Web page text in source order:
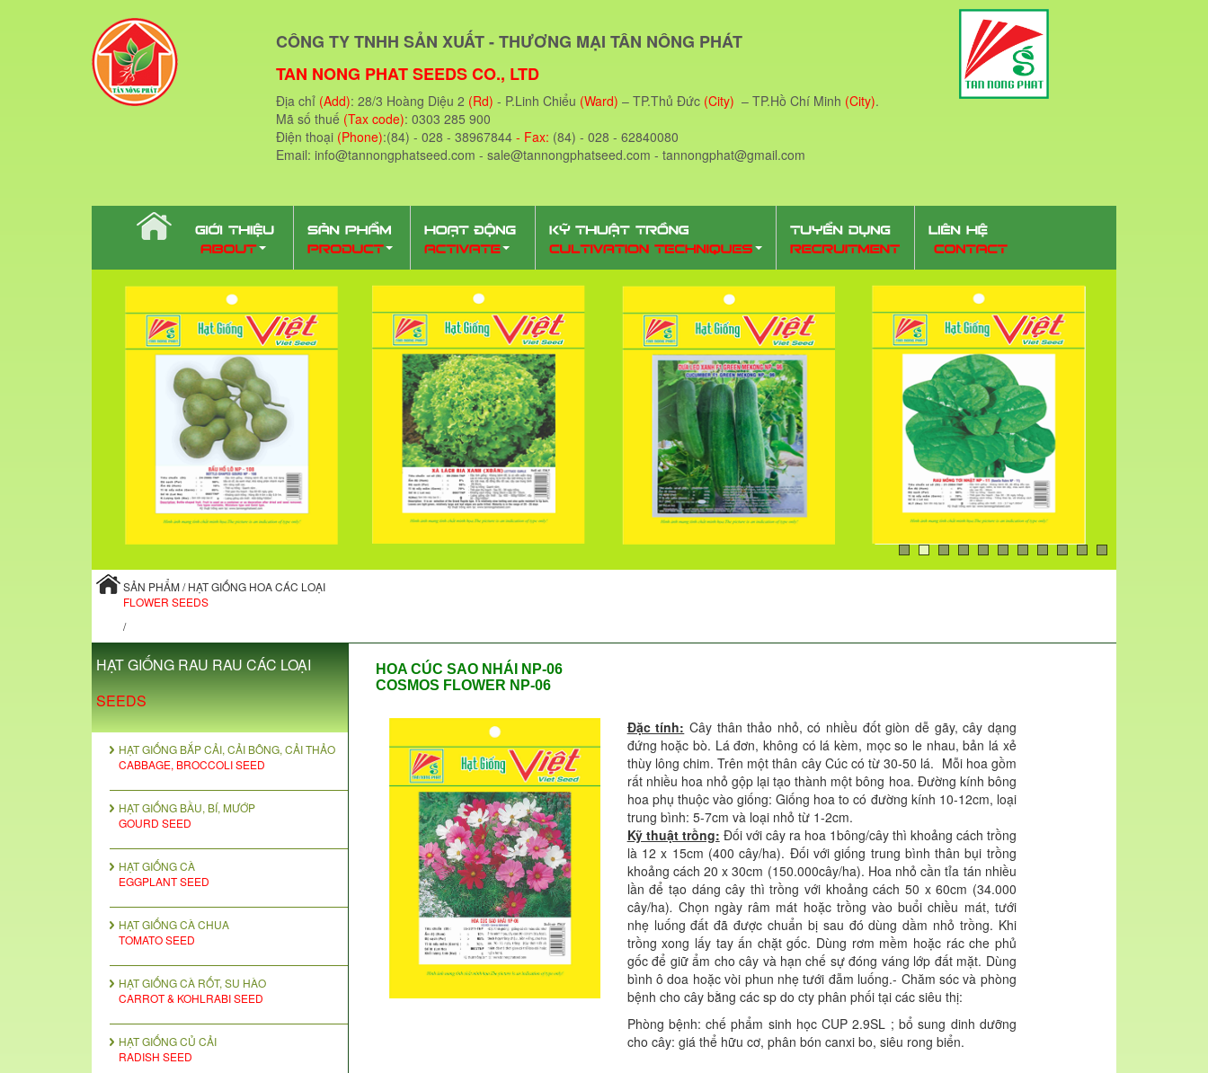
CÔNG TY TNHH SẢN XUẤT - THƯƠNG MẠI TÂN NÔNG PHÁT
TAN NONG PHAT SEEDS CO., LTD
Địa chỉ (Add): 28/3 Hoàng Diệu 2 (Rd) - P.Linh Chiểu (Ward) – TP.Thủ Đức (City) – TP.Hồ Chí Minh (City).
Mã số thuế (Tax code): 0303 285 900
Điện thoại (Phone):(84) - 028 - 38967844 - Fax: (84) - 028 - 62840080
Email: info@tannongphatseed.com - sale@tannongphatseed.com - tannongphat@gmail.com
SẢN PHẨM / HẠT GIỐNG HOA CÁC LOẠI
FLOWER SEEDS
/
HẠT GIỐNG RAU RAU CÁC LOẠI
SEEDS
HẠT GIỐNG BẮP CẢI, CẢI BÔNG, CẢI THẢO
CABBAGE, BROCCOLI SEED
HẠT GIỐNG BẦU, BÍ, MƯỚP
GOURD SEED
HẠT GIỐNG CÀ
EGGPLANT SEED
HẠT GIỐNG CÀ CHUA
TOMATO SEED
HẠT GIỐNG CÀ RỐT, SU HÀO
CARROT & KOHLRABI SEED
HẠT GIỐNG CỦ CẢI
RADISH SEED
HOA CÚC SAO NHÁI NP-06
COSMOS FLOWER NP-06
Đặc tính: Cây thân thảo nhỏ, có nhiều đốt giòn dễ gãy, cây dạng
đứng hoặc bò. Lá đơn, không có lá kèm, mọc so le nhau, bản lá xẻ
thùy lông chim. Trên một thân cây Cúc có từ 30-50 lá. Mỗi hoa gồm
rất nhiều hoa nhỏ gộp lại tạo thành một bông hoa. Đường kính bông
hoa phụ thuộc vào giống: Giống hoa to có đường kính 10-12cm, loại
trung bình: 5-7cm và loại nhỏ từ 1-2cm.
Kỹ thuật trồng: Đối với cây ra hoa 1bông/cây thì khoảng cách trồng
là 12 x 15cm (400 cây/ha). Đối với giống trung bình thân bụi trồng
khoảng cách 20 x 30cm (150.000cây/ha). Hoa nhỏ cần tỉa tán nhiều
lần để tạo dáng cây thì trồng với khoảng cách 50 x 60cm (34.000
cây/ha). Chọn ngày râm mát hoặc trồng vào buổi chiều mát, tưới
nhẹ luống đất đã được chuẩn bị sau đó dùng dầm nhỏ trồng. Khi
trồng xong lấy tay ấn chặt gốc. Dùng rơm mềm hoặc rác che phủ
gốc để giữ ẩm cho cây và hạn chế sự đóng váng lớp đất mặt. Dùng
bình ô doa hoặc vòi phun nhẹ tưới đẫm luống.- Chăm sóc và phòng
bệnh cho cây bằng các sp do cty phân phối tại các siêu thị:
Phòng bệnh: chế phẩm sinh học CUP 2.9SL ; bổ sung dinh dưỡng
cho cây: giá thể hữu cơ, phân bón canxi bo, siêu rong biển.